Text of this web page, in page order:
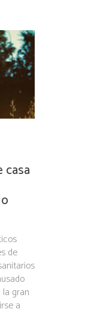
casa
de
gran
a